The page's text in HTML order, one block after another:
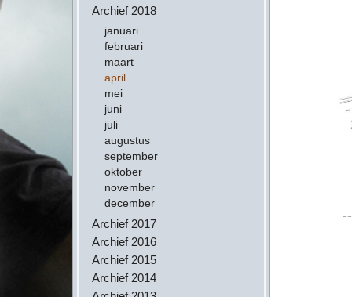
Archief 2018
januari
februari
maart
april
mei
juni
juli
augustus
september
oktober
november
december
Archief 2017
Archief 2016
Archief 2015
Archief 2014